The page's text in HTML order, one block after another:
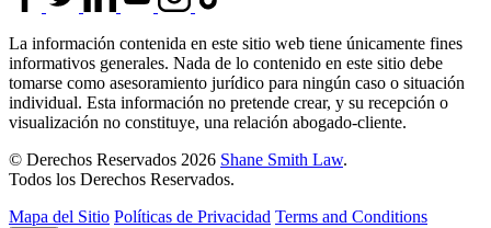
La información contenida en este sitio web tiene únicamente fines
informativos generales. Nada de lo contenido en este sitio debe
tomarse como asesoramiento jurídico para ningún caso o situación
individual. Esta información no pretende crear, y su recepción o
visualización no constituye, una relación abogado-cliente.
© Derechos Reservados 2026 Shane Smith Law.
Todos los Derechos Reservados.
Mapa del Sitio Políticas de Privacidad Terms and Conditions